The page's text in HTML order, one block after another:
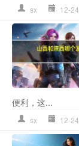
sx 12-24
便利，这...
sx 12-24